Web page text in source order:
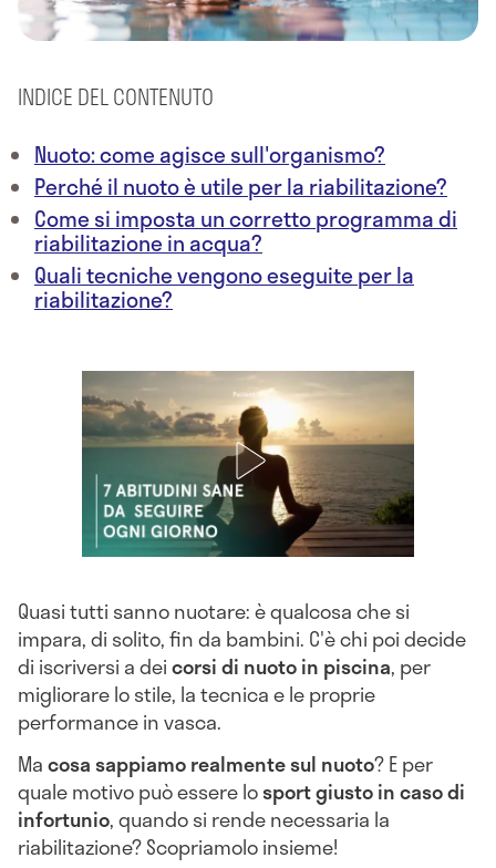
INDICE DEL CONTENUTO
Nuoto: come agisce sull'organismo?
Perché il nuoto è utile per la riabilitazione?
Come si imposta un corretto programma di
riabilitazione in acqua?
Quali tecniche vengono eseguite per la
riabilitazione?
Quasi tutti sanno nuotare: è qualcosa che si
impara, di solito, fin da bambini. C'è chi poi decide
di iscriversi a deicorsi di nuoto in piscina, per
migliorare lo stile, la tecnica e le proprie
performance in vasca.
Macosa sappiamo realmente sul nuoto? E per
quale motivo può essere losport giusto in caso di
infortunio, quando si rende necessaria la
riabilitazione? Scopriamolo insieme!